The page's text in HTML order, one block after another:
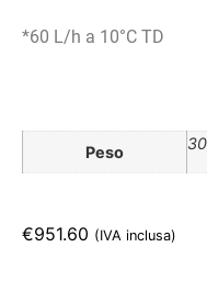
*60 L/h a 10°C TD
Peso
€951.60 (IVA inclusa)